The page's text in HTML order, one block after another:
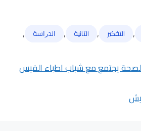
, التفكير , الثانية , ﺍﻟﺪﺭﺍﺳﺔ ,
يجتمع مع شباب اطباء الفيس